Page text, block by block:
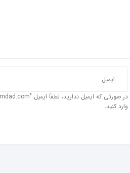
وارد کنید.